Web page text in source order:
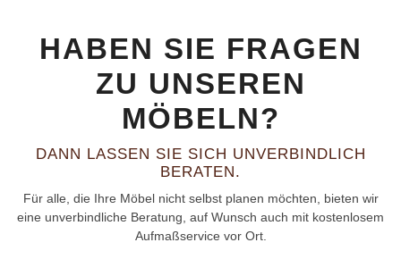
HABEN SIE FRAGEN
ZU UNSEREN
MÖBELN?
DANN LASSEN SIE SICH UNVERBINDLICH
BERATEN.
Für alle, die Ihre Möbel nicht selbst planen möchten, bieten wir
eine unverbindliche Beratung, auf Wunsch auch mit kostenlosem
Aufmaßservice vor Ort.